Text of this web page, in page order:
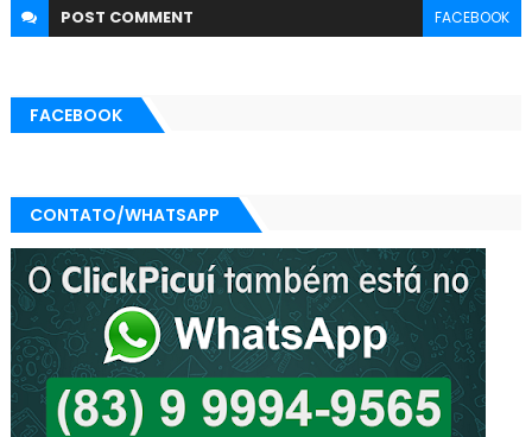
POST COMMENT FACEBOOK
FACEBOOK
CONTATO/WHATSAPP